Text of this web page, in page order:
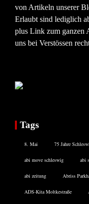
von Artikeln unserer
Erlaubt sind lediglich
plus Link zum ganzen
uns bei Verstössen
Tags
8. Mai 75 Jahre
abi move schleswig abi
abi zeitung Abriss
ADS-Kita Moltkestraße